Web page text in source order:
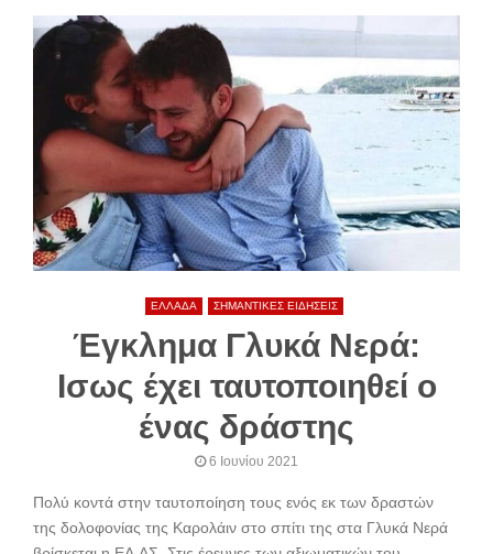
ΕΛΛΑΔΑ ΣΗΜΑΝΤΙΚΕΣ ΕΙΔΗΣΕΙΣ
Έγκλημα Γλυκά Νερά:
Ισως έχει ταυτοποιηθεί ο
ένας δράστης
6 Ιουνίου 2021
Πολύ κοντά στην ταυτοποίηση τους ενός εκ των δραστών
της δολοφονίας της Καρολάιν στο σπίτι της στα Γλυκά Νερά